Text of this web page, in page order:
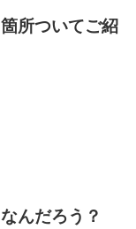
所ついてご紹
んだろう？